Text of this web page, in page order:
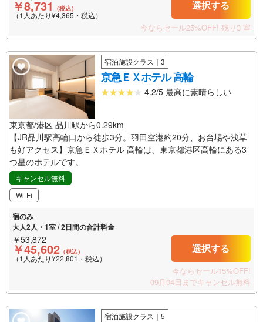
￥8,731 （税込）
（1人あたり¥4,365・税込）
選択する
今ならセール25%OFF! 残り3 室
宿泊施設クラス｜3
京急ＥＸホテル 高輪
4.2/5 最高に素晴らしい
東京都/港区 品川駅から0.29km
【JR品川駅高輪口から徒歩3分。羽田空港約20分、お台場や浅草
も好アクセス】京急ＥＸホテル 高輪は、東京都港区高輪にある3
つ星のホテルです。
キャンセル無料
Wi-Fi
宿のみ
大人2人・1室 / 2日間の合計料金
￥53,872
￥45,602 （税込）
（1人あたり¥22,801・税込）
選択する
今ならセール15%OFF!
09月04日までキャンセル無料
宿泊施設クラス｜5